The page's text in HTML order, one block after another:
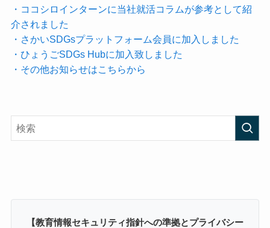
・ココシロインターンに当社就活コラムが参考として紹
介されました
・さかいSDGsプラットフォーム会員に加入しました
・ひょうごSDGs Hubに加入致しました
・その他お知らせはこちらから
【教育情報セキュリティ指針への準拠とプライバシー